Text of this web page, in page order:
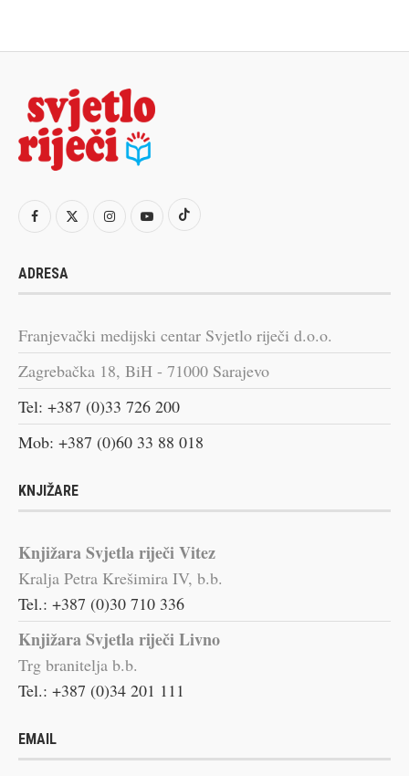
ADRESA
Franjevački medijski centar Svjetlo riječi d.o.o.
Zagrebačka 18, BiH - 71000 Sarajevo
Tel: +387 (0)33 726 200
Mob: +387 (0)60 33 88 018
KNJIŽARE
Knjižara Svjetla riječi Vitez
Kralja Petra Krešimira IV, b.b.
Tel.: +387 (0)30 710 336
Knjižara Svjetla riječi Livno
Trg branitelja b.b.
Tel.: +387 (0)34 201 111
EMAIL